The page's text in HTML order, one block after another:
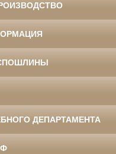
ДЕПАРТАМЕНТА